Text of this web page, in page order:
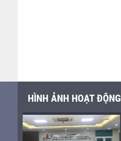
HÌNH ẢNH HOẠT ĐỘNG